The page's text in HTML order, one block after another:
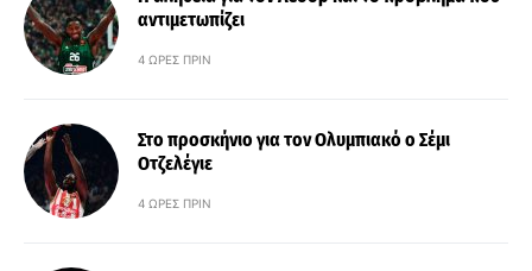
αντιμετωπίζει
4 ΏΡΕΣ ΠΡΙΝ
Στο προσκήνιο για τον Ολυμπιακό ο Σέμι
Οτζελέγιε
4 ΏΡΕΣ ΠΡΙΝ